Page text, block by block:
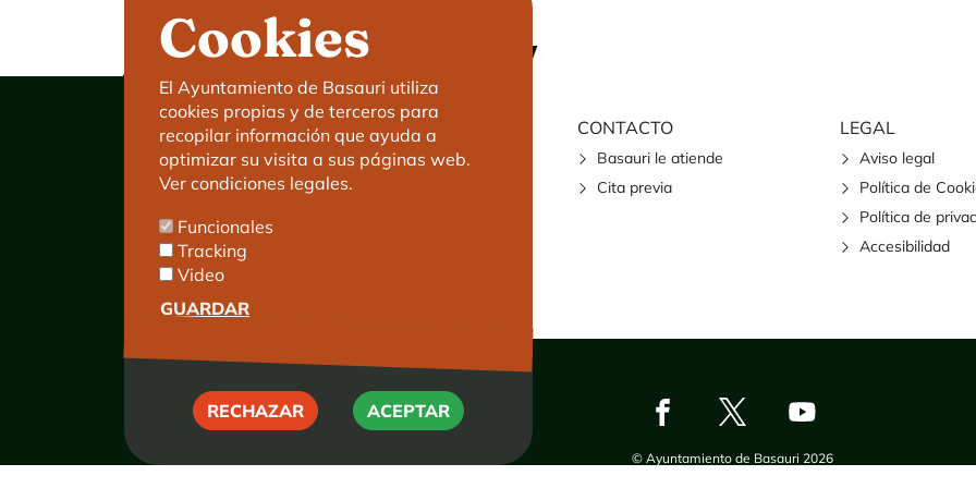
Cookies
El Ayuntamiento de Basauri utiliza
cookies propias y de terceros para
recopilar información que ayuda a
optimizar su visita a sus páginas web.
Ver condiciones legales.
Funcionales
Tracking
Video
GUARDAR
RECHAZAR ACEPTAR
RECHAZAR
C/ Kareaga Goikoa 52.
C.P:48970 Basauri.
Tlfn.: 94 466 63 00
Mensajes 24 horas: 900 840 841
CONTACTO
Basauri le atiende
Cita previa
LEGAL
Aviso legal
Política de
Política de
Accesibilidad
© Ayuntamiento de Basauri 2026